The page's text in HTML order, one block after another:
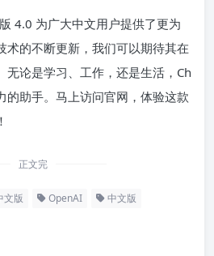
4.0 为广大中文用户提供了更为
术的不断更新，我们可以期待其在
无论是学习、工作，还是生活，Ch
的助手。马上访问官网，体验这款
正文完
文版 OpenAI 中文版